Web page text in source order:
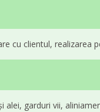
cu clientul, realizarea
alei, garduri vii,